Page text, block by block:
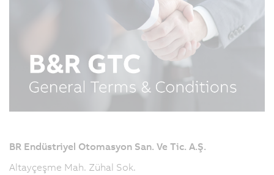
BR Endüstriyel Otomasyon San. Ve Tic. A.Ş.
Altayçeşme Mah. Zühal Sok.